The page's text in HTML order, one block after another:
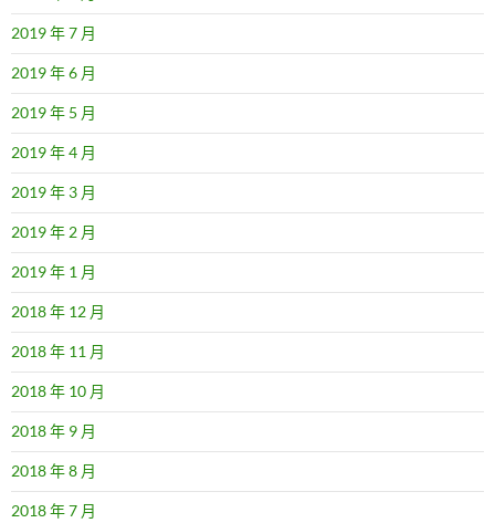
2019 年 7 月
2019 年 6 月
2019 年 5 月
2019 年 4 月
2019 年 3 月
2019 年 2 月
2019 年 1 月
2018 年 12 月
2018 年 11 月
2018 年 10 月
2018 年 9 月
2018 年 8 月
2018 年 7 月